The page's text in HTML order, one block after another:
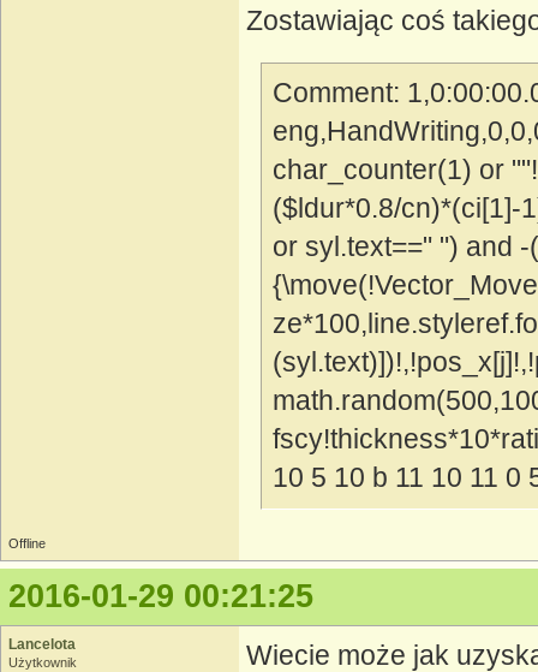
Zostawiając coś
Comment:
char_counter(1) or
($ldur*0.8/cn)*(ci[1]-
or syl.text==" ") and
10 5 10 b 11 10 11 0
Offline
2016-01-29 00:21:25
Lancelota
Użytkownik
Wiecie może jak